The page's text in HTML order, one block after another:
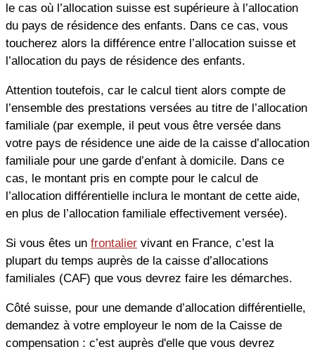
le cas où l’allocation suisse est supérieure à l’allocation
du pays de résidence des enfants. Dans ce cas, vous
toucherez alors la différence entre l’allocation suisse et
l’allocation du pays de résidence des enfants.
Attention toutefois, car le calcul tient alors compte de
l’ensemble des prestations versées au titre de l’allocation
familiale (par exemple, il peut vous être versée dans
votre pays de résidence une aide de la caisse d’allocation
familiale pour une garde d’enfant à domicile. Dans ce
cas, le montant pris en compte pour le calcul de
l’allocation différentielle inclura le montant de cette aide,
en plus de l’allocation familiale effectivement versée).
Si vous êtes un frontalier vivant en France, c’est la
plupart du temps auprès de la caisse d’allocations
familiales (CAF) que vous devrez faire les démarches.
Côté suisse, pour une demande d’allocation différentielle,
demandez à votre employeur le nom de la Caisse de
compensation : c’est auprès d'elle que vous devrez